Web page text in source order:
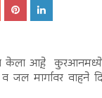
केला आहे़
मार्गावर वाहने